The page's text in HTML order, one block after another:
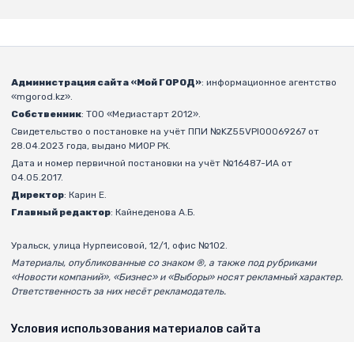
Администрация сайта «Мой ГОРОД»: информационное агентство
«mgorod.kz».
Собственник: ТОО «Медиастарт 2012».
Свидетельство о постановке на учёт ППИ №KZ55VPI00069267 от
28.04.2023 года, выдано МИОР РК.
Дата и номер первичной постановки на учёт №16487-ИА от
04.05.2017.
Директор: Карин Е.
Главный редактор: Кайнеденова А.Б.
Уральск, улица Нурпеисовой, 12/1, офис №102.
Материалы, опубликованные со знаком ®, а также под рубриками
«Новости компаний», «Бизнес» и «Выборы» носят рекламный характер.
Ответственность за них несёт рекламодатель.
Условия использования материалов сайта